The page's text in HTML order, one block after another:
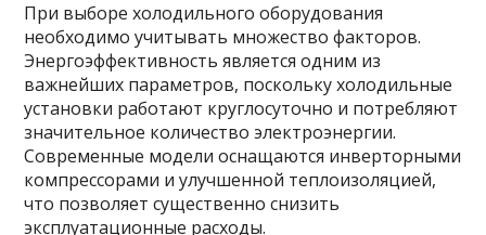
При выборе холодильного оборудования
необходимо учитывать множество факторов.
Энергоэффективность является одним из
важнейших параметров, поскольку холодильные
установки работают круглосуточно и потребляют
значительное количество электроэнергии.
Современные модели оснащаются инверторными
компрессорами и улучшенной теплоизоляцией,
что позволяет существенно снизить
эксплуатационные расходы.